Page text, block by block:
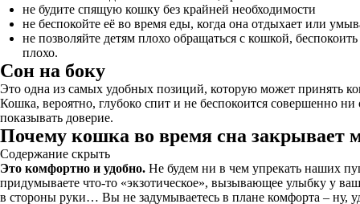
не будите спящую кошку без крайней необходимости
не беспокойте её во время еды, когда она отдыхает или
не позволяйте детям плохо обращаться с кошкой,
плохо.
Сон на боку
Это одна из самых удобных позиций, которую может принять
Кошка, вероятно, глубоко спит и не беспокоится совершенно
показывать доверие.
Почему кошка во время сна закрывает
Содержание скрыть
Это комфортно и удобно. Не будем ни в чем упрекать наших
придумываете что-то «экзотическое», вызывающее улыбку у
в стороны руки… Вы не задумываетесь в плане комфорта – ну,